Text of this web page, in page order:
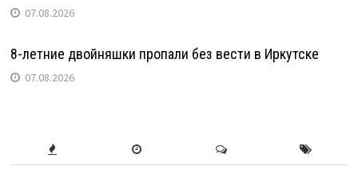
07.08.2026
8-летние двойняшки пропали без вести в Иркутске
07.08.2026